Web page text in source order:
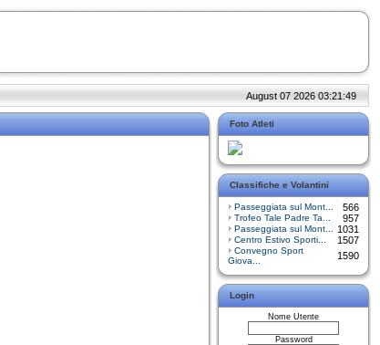
August 07 2026 03:21:49
Foto Atleti
Classifiche e Volantini
Passeggiata sul Mont... 566
Trofeo Tale Padre Ta... 957
Passeggiata sul Mont... 1031
Centro Estivo Sporti... 1507
Convegno Sport
Giova...
1590
Login
Nome Utente
Password